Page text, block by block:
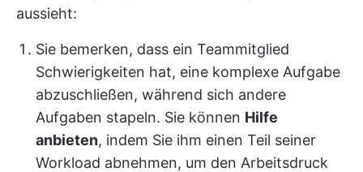
aussieht:
Sie bemerken, dass ein Teammitglied
Schwierigkeiten hat, eine komplexe Aufgabe
abzuschließen, während sich andere
Aufgaben stapeln. Sie können Hilfe
anbieten, indem Sie ihm einen Teil seiner
Workload abnehmen, um den Arbeitsdruck